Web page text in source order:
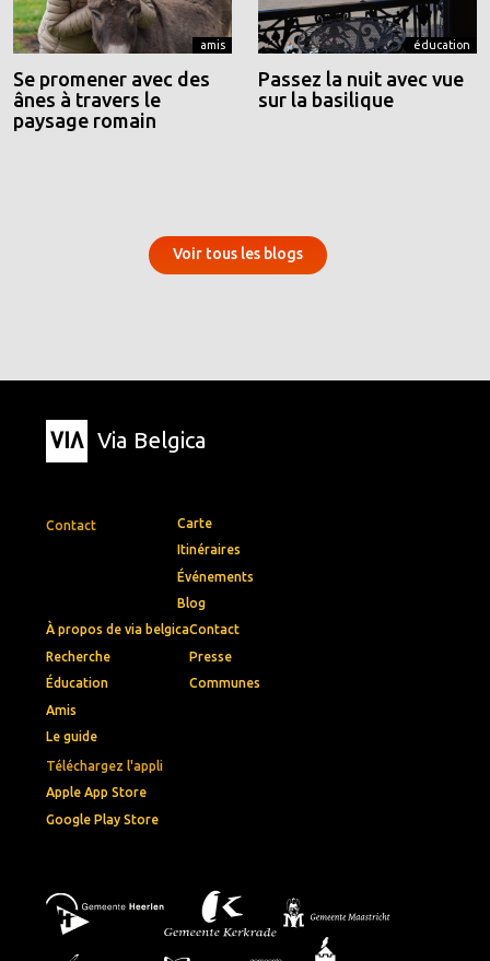
amis
Se promener avec des
ânes à travers le
paysage romain
éducation
Passez la nuit avec vue
sur la basilique
Voir tous les blogs
Via Belgica
Contact
Téléchargez l'appli
Apple App Store
Google Play Store
Carte
Itinéraires
Événements
Blog
À propos de via belgica
Recherche
Éducation
Amis
Le guide
Contact
Presse
Communes